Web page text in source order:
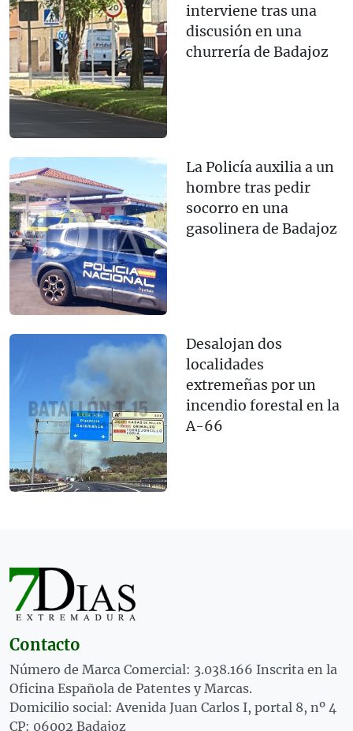
interviene tras una
discusión en una
churrería de Badajoz
La Policía auxilia a un
hombre tras pedir
socorro en una
gasolinera de Badajoz
Desalojan dos
localidades
extremeñas por un
incendio forestal en la
A-66
Contacto
Número de Marca Comercial: 3.038.166 Inscrita en la
Oficina Española de Patentes y Marcas.
Domicilio social: Avenida Juan Carlos I, portal 8, nº 4
CP: 06002 Badajoz